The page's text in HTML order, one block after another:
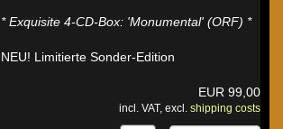
* Exquisite 4-CD-Box: 'Monumental' (ORF) *
NEU! Limitierte Sonder-Edition
EUR 99,00
incl. VAT, excl. shipping costs